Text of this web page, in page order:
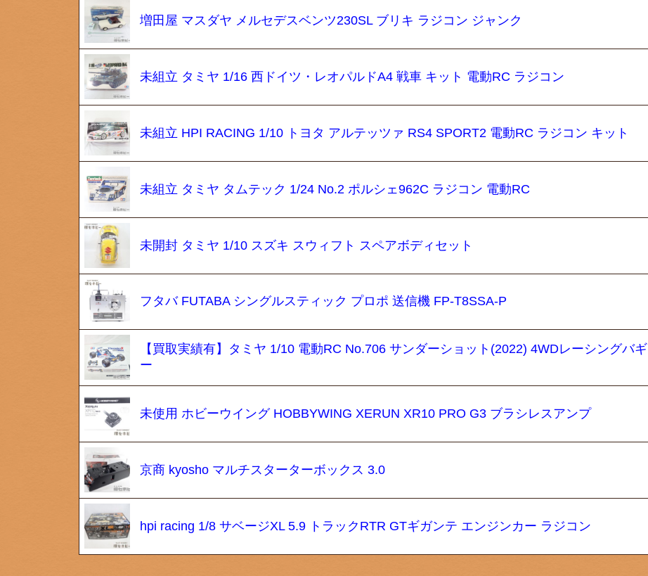
増田屋 マスダヤ メルセデスベンツ230SL ブリキ ラジコン ジャンク
未組立 タミヤ 1/16 西ドイツ・レオパルドA4 戦車 キット 電動RC ラジコン
未組立 HPI RACING 1/10 トヨタ アルテッツァ RS4 SPORT2 電動RC ラジコン キット
未組立 タミヤ タムテック 1/24 No.2 ポルシェ962C ラジコン 電動RC
未開封 タミヤ 1/10 スズキ スウィフト スペアボディセット
フタバ FUTABA シングルスティック プロポ 送信機 FP-T8SSA-P
【買取実績有】タミヤ 1/10 電動RC No.706 サンダーショット(2022) 4WDレーシングバギ
ー
未使用 ホビーウイング HOBBYWING XERUN XR10 PRO G3 ブラシレスアンプ
京商 kyosho マルチスターターボックス 3.0
hpi racing 1/8 サベージXL 5.9 トラックRTR GTギガンテ エンジンカー ラジコン